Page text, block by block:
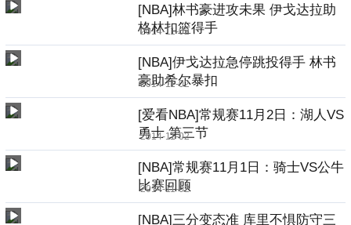
[NBA]林书豪进攻未果 伊戈达拉助
格林扣篮得手
2014-11-02
[NBA]伊戈达拉急停跳投得手 林书
豪助希尔暴扣
2014-11-02
[爱看NBA]常规赛11月2日：湖人VS
勇士 第三节
2014-11-02
[NBA]常规赛11月1日：骑士VS公牛
比赛回顾
2014-11-02
[NBA]三分变态准 库里不惧防守三